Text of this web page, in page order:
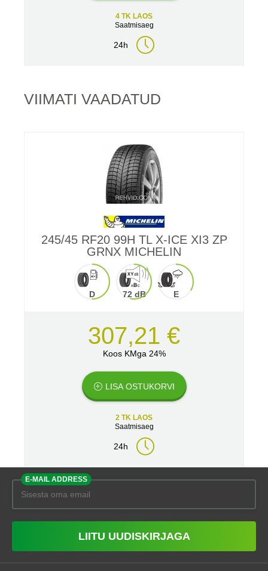
4 TK LAOS
Saatmisaeg
24h
VIIMATI VAADATUD
245/45 RF20 99H TL X-ICE XI3 ZP
GRNX MICHELIN
D 72 dB E
307,21 €
Koos KMga 24%
LISA OSTUKORVI
2 TK LAOS
Saatmisaeg
24h
E-MAIL ADDRESS
LIITU UUDISKIRJAGA